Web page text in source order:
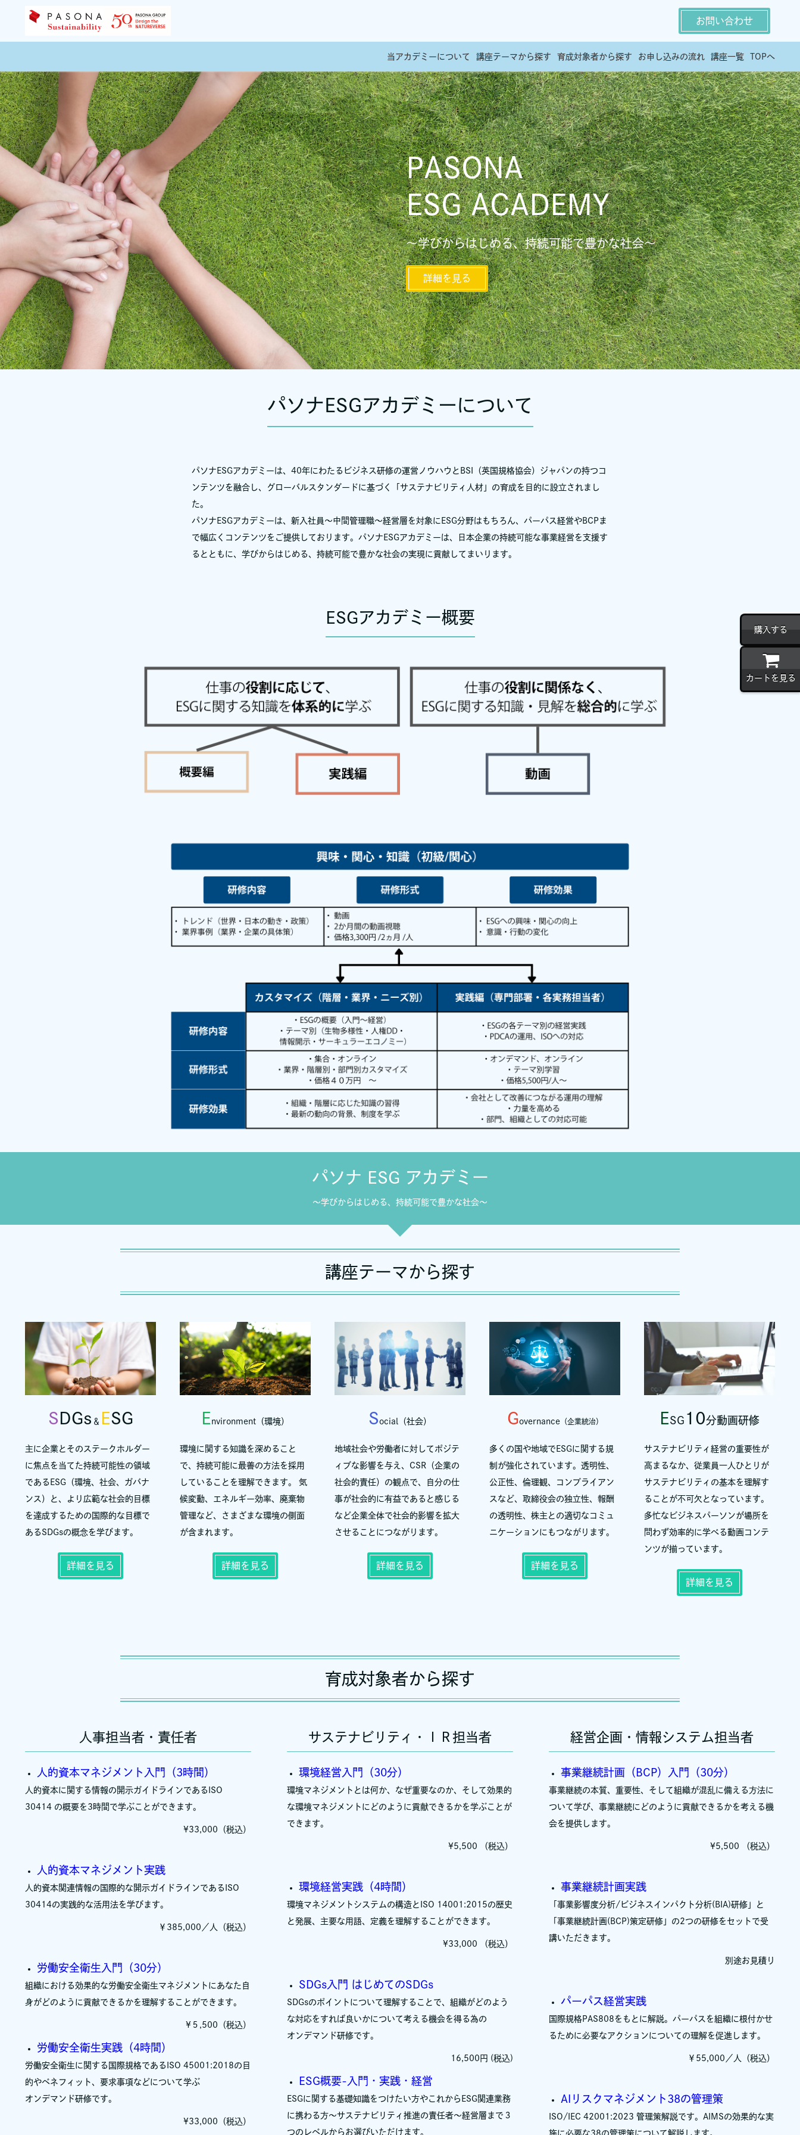
購入する
カートを見る
お問い合わせ
当アカデミーについて 講座テーマから探す 育成対象者から探す お申し込みの流れ 講座一覧 TOPへ
PASONA
ESG ACADEMY
～学びからはじめる、持続可能で豊かな社会～
詳細を見る
パソナESGアカデミーについて
パソナESGアカデミーは、40年にわたるビジネス研修の運営ノウハウとBSI（英国規格協会）ジャパンの持つコ
ンテンツを融合し、グローバルスタンダードに基づく「サステナビリティ人材」の育成を目的に設立されまし
た。
パソナESGアカデミーは、新入社員～中間管理職～経営層を対象にESG分野はもちろん、パーパス経営やBCPま
で幅広くコンテンツをご提供しております。パソナESGアカデミーは、日本企業の持続可能な事業経営を支援す
るとともに、学びからはじめる、持続可能で豊かな社会の実現に貢献してまいります。
ESGアカデミー概要
パソナ ESG アカデミー
～学びからはじめる、持続可能で豊かな社会～
講座テーマから探す
S DGs ＆ ESG
主に企業とそのステークホルダー
に焦点を当てた持続可能性の領域
であるESG（環境、社会、ガバナ
ンス）と、より広範な社会的目標
を達成するための国際的な目標で
あるSDGsの概念を学びます。
詳細を見る
E nvironment（環境）
環境に関する知識を深めること
で、持続可能に最善の方法を採用
していることを理解できます。 気
候変動、エネルギー効率、廃棄物
管理など、さまざまな環境の側面
が含まれます。
詳細を見る
Social（社会）
地域社会や労働者に対してポジテ
ィブな影響を与え、CSR（企業の
社会的責任）の観点で、自分の仕
事が社会的に有益であると感じる
など企業全体で社会的影響を拡大
させることにつながります。
詳細を見る
Governance（企業統治）
多くの国や地域でESGに関する規
制が強化されています。透明性、
公正性、倫理観、コンプライアン
スなど、取締役会の独立性、報酬
の透明性、株主との適切なコミュ
ニケーションにもつながります。
詳細を見る
ESG 10分動画研修
サステナビリティ経営の重要性が
高まるなか、従業員一人ひとりが
サステナビリティの基本を理解す
ることが不可欠となっています。
多忙なビジネスパーソンが場所を
問わず効率的に学べる動画コンテ
ンツが揃っています。
詳細を見る
育成対象者から探す
人事担当者・責任者
人的資本マネジメント入門（3時間）
人的資本に関する情報の開示ガイドラインであるISO
30414 の概要を3時間で学ぶことができます。
¥33,000（税込）
人的資本マネジメント実践
人的資本関連情報の国際的な開示ガイドラインであるISO
30414の実践的な活用法を学びます。
￥385,000／人（税込）
労働安全衛生入門（30分）
組織における効果的な労働安全衛生マネジメントにあなた自
身がどのように貢献できるかを理解することができます。
¥５,500（税込）
労働安全衛生実践（4時間）
労働安全衛生に関する国際規格であるISO 45001:2018の目
的やベネフィット、要求事項などについて学ぶ
オンデマンド研修です。
¥33,000（税込）
サステナビリティ・ＩＲ担当者
環境経営入門（30分）
環境マネジメントとは何か、なぜ重要なのか、そして効果的
な環境マネジメントにどのように貢献できるかを学ぶことが
できます。
¥5,500 （税込）
環境経営実践（4時間）
環境マネジメントシステムの構造とISO 14001:2015の歴史
と発展、主要な用語、定義を理解することができます。
¥33,000 （税込）
SDGs入門 はじめてのSDGs
SDGsのポイントについて理解することで、組織がどのよう
な対応をすれば良いかについて考える機会を得る為の
オンデマンド研修です。
16,500円 (税込)
ESG概要-入門・実践・経営
ESGに関する基礎知識をつけたい方やこれからESG関連業務
に携わる方～サステナビリティ推進の責任者～経営層まで３
つのレベルからお選びいただけます。
経営企画・情報システム担当者
事業継続計画（BCP）入門（30分）
事業継続の本質、重要性、そして組織が混乱に備える方法に
ついて学び、事業継続にどのように貢献できるかを考える機
会を提供します。
¥5,500 （税込）
事業継続計画実践
「事業影響度分析/ビジネスインパクト分析(BIA)研修」と
「事業継続計画(BCP)策定研修」の2つの研修をセットで受
講いただきます。
別途お見積り
パーパス経営実践
国際規格PAS808をもとに解説。パーパスを組織に根付かせ
るために必要なアクションについての理解を促進します。
￥55,000／人（税込）
AIリスクマネジメント38の管理策
ISO/IEC 42001:2023 管理策解説です。AIMSの効果的な実
施に必要な38の管理策について解説します。